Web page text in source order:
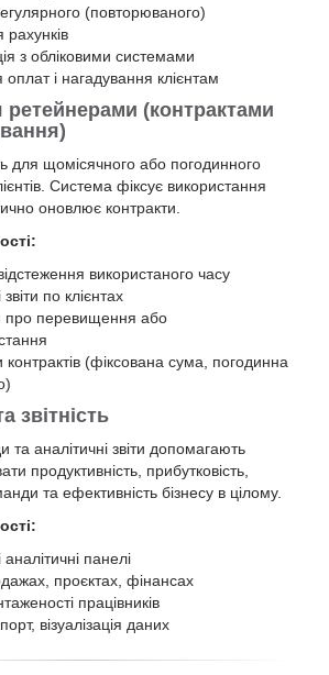
(повторюваного)
рахунків
з обліковими системами
оплат і нагадування клієнтам
ретейнерами (контрактами
для щомісячного або погодинного
Система фіксує використання
оновлює контракти.
використаного часу
по клієнтах
про перевищення або
контрактів (фіксована сума, погодинна
звітність
та аналітичні звіти допомагають
продуктивність, прибутковість,
та ефективність бізнесу в цілому.
аналітичні панелі
проєктах, фінансах
працівників
візуалізація даних